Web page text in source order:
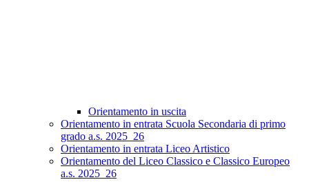
Orientamento in uscita
Orientamento in entrata Scuola Secondaria di primo
grado a.s. 2025_26
Orientamento in entrata Liceo Artistico
Orientamento del Liceo Classico e Classico Europeo
a.s. 2025_26